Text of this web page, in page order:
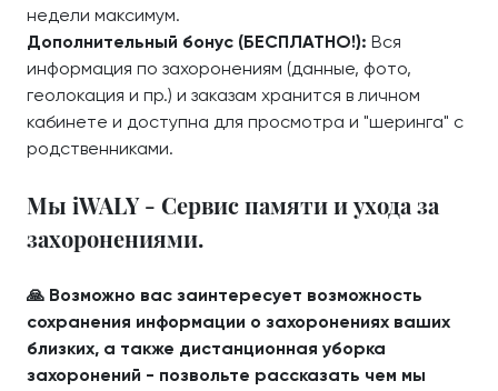
недели максимум.
Дополнительный бонус (БЕСПЛАТНО!): Вся
информация по захоронениям (данные, фото,
геолокация и пр.) и заказам хранится в личном
кабинете и доступна для просмотра и "шеринга" с
родственниками.
Мы iWALY - Сервис памяти и ухода за
захоронениями.
🙏 Возможно вас заинтересует возможность
сохранения информации о захоронениях ваших
близких, а также дистанционная уборка
захоронений - позвольте рассказать чем мы